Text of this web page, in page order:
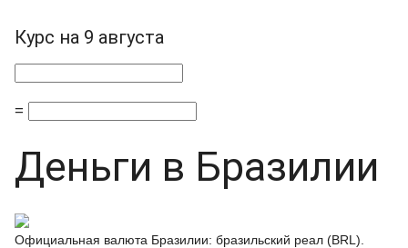
Курс на 9 августа
=
Деньги в Бразилии
Официальная валюта Бразилии: бразильский реал (BRL).